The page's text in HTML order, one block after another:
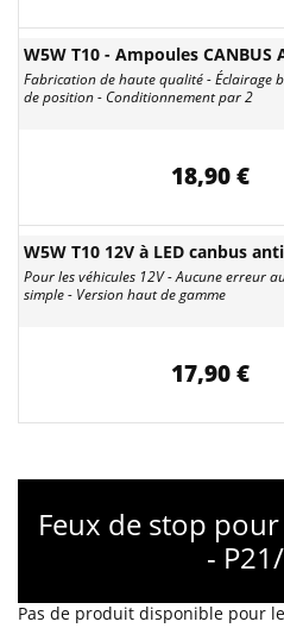
W5W T10 - Ampoules CANBUS
Fabrication de haute qualité - Éclairage
de position - Conditionnement par 2
18,90 €
W5W T10 12V à LED canbus
Pour les véhicules 12V - Aucune erreur
simple - Version haut de gamme
17,90 €
Feux de stop
-
Pas de produit disponible pour